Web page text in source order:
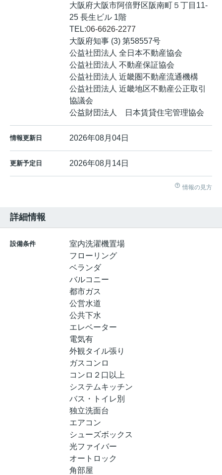
大阪府大阪市阿倍野区阪南町５丁目11-
25 長生ビル 1階
TEL:06-6626-2277
大阪府知事 (3) 第58557号
公益社団法人 全日本不動産協会
公益社団法人 不動産保証協会
公益社団法人 近畿圏不動産流通機構
公益社団法人 近畿地区不動産公正取引
協議会
公益財団法人 日本賃貸住宅管理協会
情報更新日 2026年08月04日
更新予定日 2026年08月14日
情報の見方
詳細情報
設備条件
室内洗濯機置場
フローリング
ベランダ
バルコニー
都市ガス
公営水道
公共下水
エレベーター
電気有
外観タイル張り
ガスコンロ
コンロ２口以上
システムキッチン
バス・トイレ別
独立洗面台
エアコン
シューズボックス
光ファイバー
オートロック
角部屋